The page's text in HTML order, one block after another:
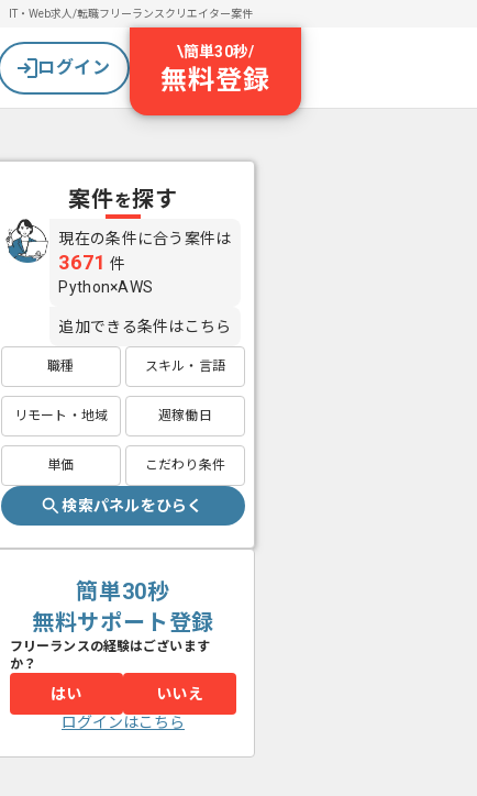
IT・Web求人/転職フリーランスクリエイター案件
ログイン
\簡単30秒/
無料登録
案件を探す
現在の条件に合う案件は
3671 件
Python×AWS
追加できる条件はこちら
職種 スキル・言語
リモート・地域 週稼働日
単価 こだわり条件
検索パネルをひらく
簡単30秒
無料サポート登録
フリーランスの経験はございます
か？
はい
いいえ
ログインはこちら